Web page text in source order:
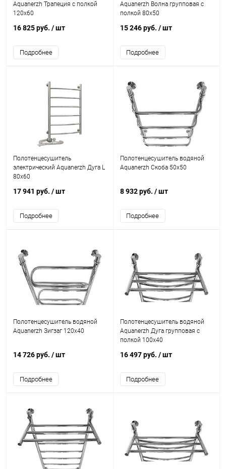
Aquanerzh Трапеция с полкой
120х60
16 825 руб. / шт
Подробнее
Aquanerzh Волна групповая с
полкой 80х50
15 246 руб. / шт
Подробнее
Полотенцесушитель
электрический Aquanerzh Дуга L
80х60
17 941 руб. / шт
Подробнее
Полотенцесушитель водяной
Aquanerzh Скоба 50х50
8 932 руб. / шт
Подробнее
Полотенцесушитель водяной
Aquanerzh Зигзаг 120х40
14 726 руб. / шт
Подробнее
Полотенцесушитель водяной
Aquanerzh Дуга групповая с
полкой 100х40
16 497 руб. / шт
Подробнее